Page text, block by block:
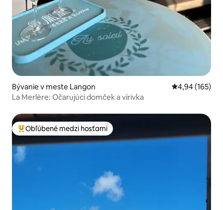
Bývanie v meste Langon Priemerné
4,94 (165)
La Merlère: Očarujúci domček a vírivka
Najobľúbenejšie medzi hosťami
Obľúbené medzi hosťami